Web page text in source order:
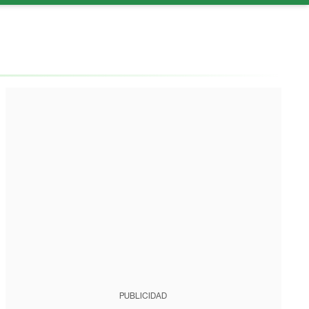
PUBLICIDAD